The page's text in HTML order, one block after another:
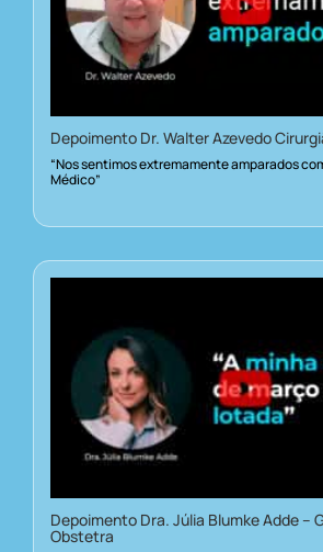
Depoimento Dr. Walter Azevedo
“Nos sentimos extremamente amparados
Médico”
Depoimento Dra. Júlia Blumke Adde –
Obstetra